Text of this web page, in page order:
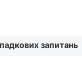
запитань